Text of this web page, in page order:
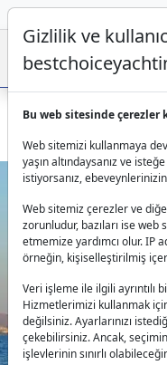
Atina çıkışlı Hanse 675
Previous
Gizlilik ve
Bu web sitesinde çerezler
Web sitemizi kullanmaya
yaşın altındaysanız ve
istiyorsanız,
Web sitemiz çerezler ve
zorunludur, bazıları ise web
etmemize yardımcı olur. IP
örneğin, kişiselleştirilmiş
Veri işleme ile ilgili ayrıntılı
Hizmetlerimizi kullanmak
değilsiniz. Ayarlarınızı
çekebilirsiniz. Ancak,
işlevlerinin sınırlı